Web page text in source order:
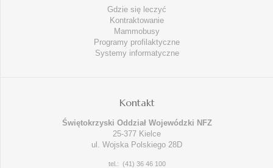
Gdzie się leczyć
Kontraktowanie
Mammobusy
Programy profilaktyczne
Systemy informatyczne
Kontakt
Świętokrzyski Oddział Wojewódzki NFZ
25-377 Kielce
ul. Wojska Polskiego 28D
tel.: (41) 36 46 100